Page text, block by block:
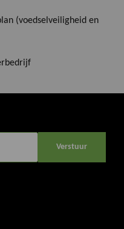
(voedselveiligheid en
Verstuur